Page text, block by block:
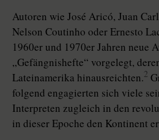
Autoren wie José Aricó, Juan
Nelson Coutinho oder Ernesto
1960er und 1970er Jahren neue
„Gefängnishefte“ vorgelegt,
Lateinamerika hinausreichten.2
folgend engagierten sich viele
Interpreten zugleich in den
in dieser Epoche den Kontinent